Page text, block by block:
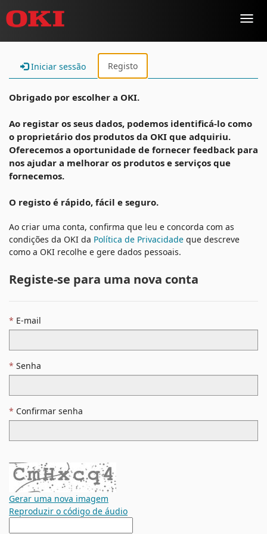
Iniciar sessão Registo
Obrigado por escolher a OKI.
Ao registar os seus dados, podemos identificá-lo como
o proprietário dos produtos da OKI que adquiriu.
Oferecemos a oportunidade de fornecer feedback para
nos ajudar a melhorar os produtos e serviços que
fornecemos.
O registo é rápido, fácil e seguro.
Ao criar uma conta, confirma que leu e concorda com as
condições da OKI da Política de Privacidade que descreve
como a OKI recolhe e gere dados pessoais.
Registe-se para uma nova conta
E-mail
Senha
Confirmar senha
Gerar uma nova imagem
Reproduzir o código de áudio